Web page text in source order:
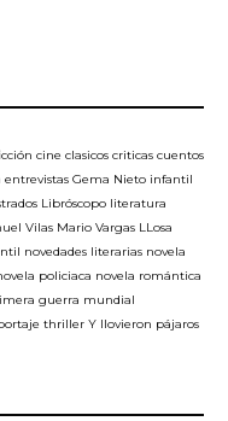
cine clasicos criticas cuentos
entrevistas Gema Nieto infantil
Libróscopo literatura
Vilas Mario Vargas LLosa
novedades literarias novela
policiaca novela romántica
guerra mundial
thriller Y llovieron pájaros